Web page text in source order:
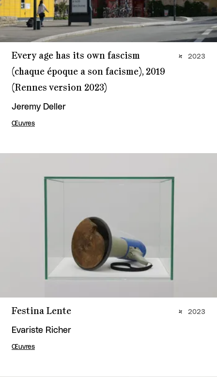
Every age has its own fascism
(chaque époque a son facisme), 2019
(Rennes version 2023)
Jeremy Deller
Œuvres
2023
Festina Lente
Evariste Richer
Œuvres
2023